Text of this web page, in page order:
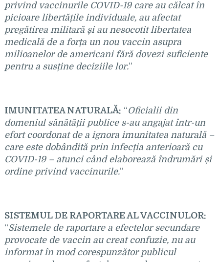
privind vaccinurile COVID-19 care au călcat în
picioare libertățile individuale, au afectat
pregătirea militară și au nesocotit libertatea
medicală de a forța un nou vaccin asupra
milioanelor de americani fără dovezi suficiente
pentru a susține deciziile lor.”
IMUNITATEA NATURALĂ: “Oficialii din
domeniul sănătății publice s-au angajat într-un
efort coordonat de a ignora imunitatea naturală –
care este dobândită prin infecția anterioară cu
COVID-19 – atunci când elaborează îndrumări și
ordine privind vaccinurile.”
SISTEMUL DE RAPORTARE AL VACCINULOR:
“Sistemele de raportare a efectelor secundare
provocate de vaccin au creat confuzie, nu au
informat în mod corespunzător publicul